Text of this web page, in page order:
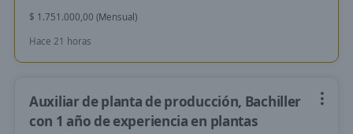
$ 1.751.000,00 (Mensual)
Hace 21 horas
Auxiliar de planta de producción, Bachiller
con 1 año de experiencia en plantas